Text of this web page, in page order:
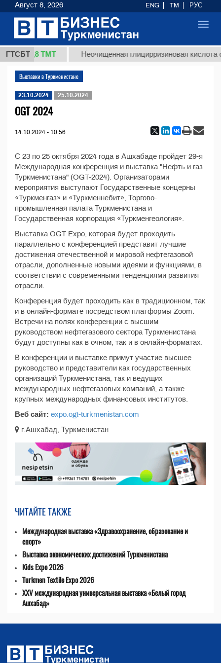
ГТСБТ37,8 ТМТ Неочищенная глицирризиновая кислота
Выставки в Туркменистане
23.10.2024 25.10.2024
OGT 2024
14.10.2024 - 10:56
С 23 по 25 октября 2024 года в Ашхабаде пройдет 29-я
Международная конференция и выставка "Нефть и газ
Туркменистана" (OGT-2024). Организаторами
мероприятия выступают Государственные концерны
«Туркменгаз» и «Туркменнебит», Торгово-
промышленная палата Туркменистана и
Государственная корпорация «Туркменгеология».
Выставка OGT Expo, которая будет проходить
параллельно с конференцией представит лучшие
достижения отечественной и мировой нефтегазовой
отрасли, дополненные новыми идеями и функциями, в
соответствии с современными тенденциями развития
отрасли.
Конференция будет проходить как в традиционном, так
и в онлайн-формате посредством платформы Zoom.
Встречи на полях конференции с высшим
руководством нефтегазового сектора Туркменистана
будут доступны как в очном, так и в онлайн-форматах.
В конференции и выставке примут участие высшее
руководство и представители как государственных
организаций Туркменистана, так и ведущих
международных нефтегазовых компаний, а также
крупных международных финансовых институтов.
Веб сайт: expo.ogt-turkmenistan.com
г.Ашхабад, Туркменистан
ЧИТАЙТЕ ТАКЖЕ
Международная выставка «Здравоохранение, образование и
спорт»
Выставка экономических достижений Туркменистана
Kids Expo 2026
Turkmen Textile Expo 2026
XXV международная универсальная выставка «Белый город
Ашхабад»
Август 8, 2026 ENG TM РУС